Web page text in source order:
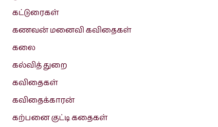
கட்டுரைகள்
கணவன் மனைவி கவிதைகள்
கலை
கல்வித் துறை
கவிதைகள்
கவிதைக்காரன்
கற்பனை குட்டி கதைகள்